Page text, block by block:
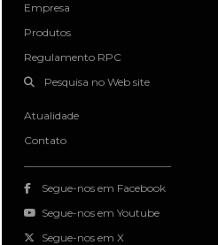
Empresa
Produtos
Regulamento RPC
Pesquisa no Web site
Atualidade
Contato
Segue-nos em Facebook
Segue-nos em Youtube
Segue-nos em X